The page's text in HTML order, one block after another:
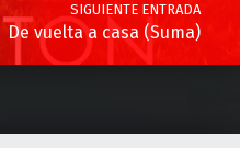
SIGUIENTE ENTRADA
De vuelta a casa (Suma)